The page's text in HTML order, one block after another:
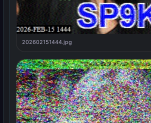
202602151444.jpg